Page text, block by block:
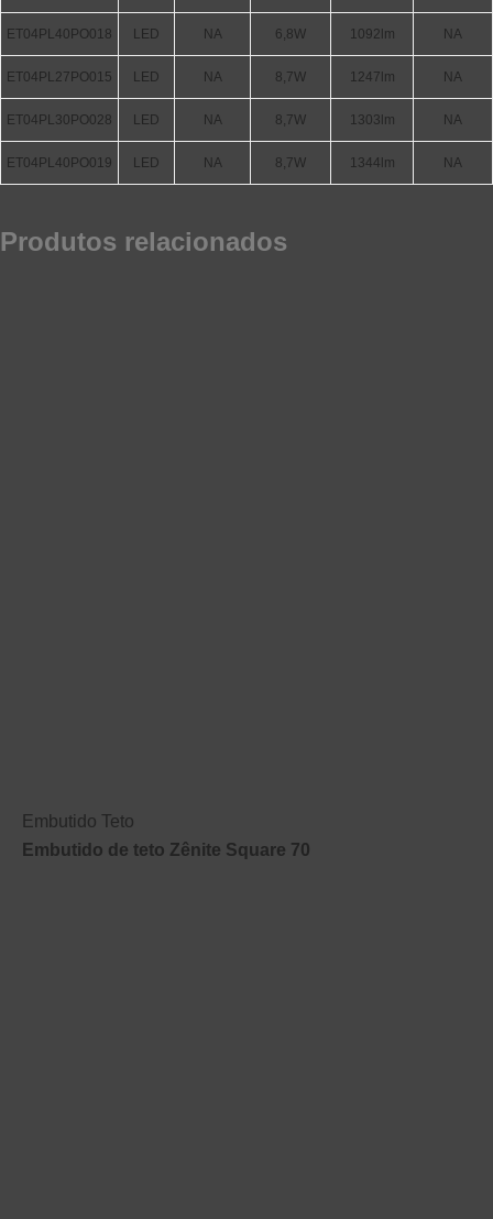
ET04PL40PO018 LED NA 6,8W 1092lm NA
ET04PL27PO015 LED NA 8,7W 1247lm NA
ET04PL30PO028 LED NA 8,7W 1303lm NA
ET04PL40PO019 LED NA 8,7W 1344lm NA
Produtos relacionados
Embutido Teto
Embutido de teto Zênite Square 70